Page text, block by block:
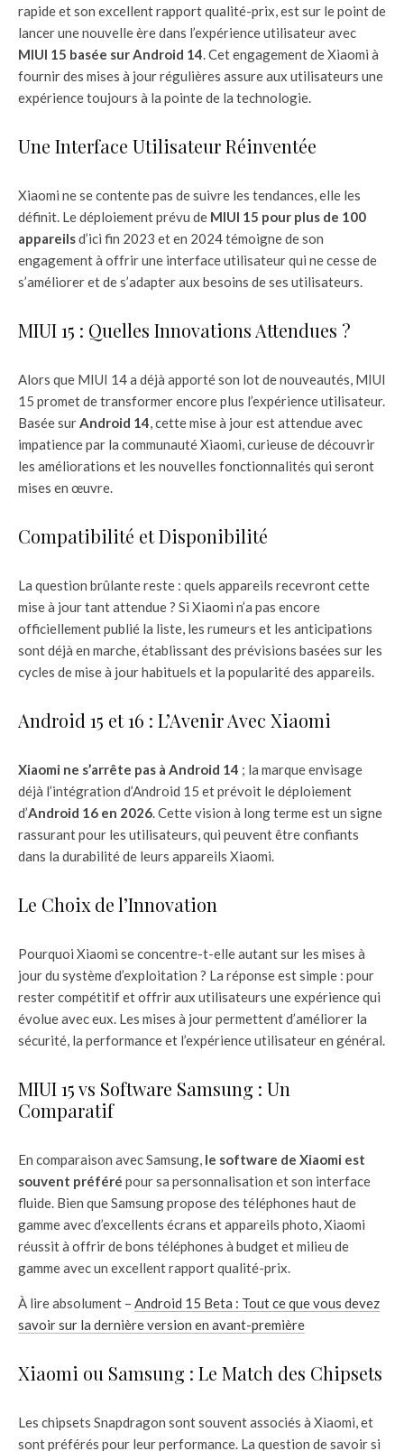
rapide et son excellent rapport qualité-prix, est sur le point de
lancer une nouvelle ère dans l’expérience utilisateur avec
MIUI 15 basée sur Android 14. Cet engagement de Xiaomi à
fournir des mises à jour régulières assure aux utilisateurs une
expérience toujours à la pointe de la technologie.
Une Interface Utilisateur Réinventée
Xiaomi ne se contente pas de suivre les tendances, elle les
définit. Le déploiement prévu de MIUI 15 pour plus de 100
appareilsd’ici fin 2023 et en 2024 témoigne de son
engagement à offrir une interface utilisateur qui ne cesse de
s’améliorer et de s’adapter aux besoins de ses utilisateurs.
MIUI 15 : Quelles Innovations Attendues ?
Alors que MIUI 14 a déjà apporté son lot de nouveautés, MIUI
15 promet de transformer encore plus l’expérience utilisateur.
Basée surAndroid 14, cette mise à jour est attendue avec
impatience par la communauté Xiaomi, curieuse de découvrir
les améliorations et les nouvelles fonctionnalités qui seront
mises en œuvre.
Compatibilité et Disponibilité
La question brûlante reste : quels appareils recevront cette
mise à jour tant attendue ? Si Xiaomi n’a pas encore
officiellement publié la liste, les rumeurs et les anticipations
sont déjà en marche, établissant des prévisions basées sur les
cycles de mise à jour habituels et la popularité des appareils.
Android 15 et 16 : L’Avenir Avec Xiaomi
Xiaomi ne s’arrête pas à Android 14 ; la marque envisage
déjà l’intégration d’Android 15 et prévoit le déploiement
d’Android 16 en 2026. Cette vision à long terme est un signe
rassurant pour les utilisateurs, qui peuvent être confiants
dans la durabilité de leurs appareils Xiaomi.
Le Choix de l’Innovation
Pourquoi Xiaomi se concentre-t-elle autant sur les mises à
jour du système d’exploitation ? La réponse est simple : pour
rester compétitif et offrir aux utilisateurs une expérience qui
évolue avec eux. Les mises à jour permettent d’améliorer la
sécurité, la performance et l’expérience utilisateur en général.
MIUI 15 vs Software Samsung : Un
Comparatif
En comparaison avec Samsung, le software de Xiaomi est
souvent préféré pour sa personnalisation et son interface
fluide. Bien que Samsung propose des téléphones haut de
gamme avec d’excellents écrans et appareils photo, Xiaomi
réussit à offrir de bons téléphones à budget et milieu de
gamme avec un excellent rapport qualité-prix.
À lire absolument – Android 15 Beta : Tout ce que vous devez
savoir sur la dernière version en avant-première
Xiaomi ou Samsung : Le Match des Chipsets
Les chipsets Snapdragon sont souvent associés à Xiaomi, et
sont préférés pour leur performance. La question de savoir si